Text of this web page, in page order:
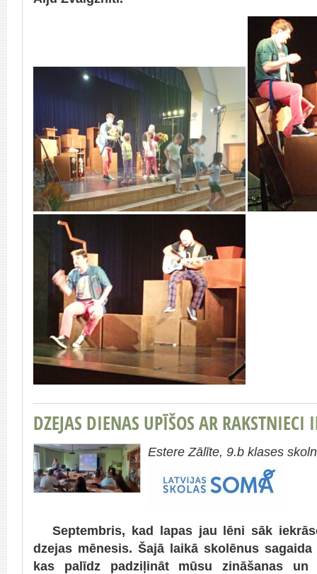
DZEJAS DIENAS UPĪŠOS AR RAKSTNIECI
Estere Zālīte, 9.b klases
Septembris, kad lapas jau lēni sāk
dzejas mēnesis. Šajā laikā skolēnus sagaida
kas palīdz padziļināt mūsu zināšanas